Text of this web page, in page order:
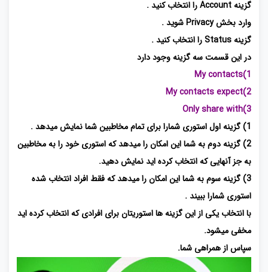
گزینه Account را انتخاب کنید .
وارد بخش Privacy شوید .
گزینه Status را انتخاب کنید .
در این قسمت سه گزینه وجود دارد
1)My contacts
2)My contacts expect
3)Only share with
1) گزینه اول استوری شمارا برای تمام مخاطبین شما نمایش میدهد .
2) گزینه دوم به شما این امکان را میدهد که استوری خود را به مخاطبین
به جز آنهایی که انتخاب کرده اید نمایش دهید.
3) گزینه سوم به شما این امکان را میدهد که فقط افراد انتخاب شده
استوری شمارا ببیند .
با انتخاب یکی از این گزینه ها استوریتان برای افرادی که انتخاب کرده اید
مخفی میشود.
سپاس از همراهی شما.